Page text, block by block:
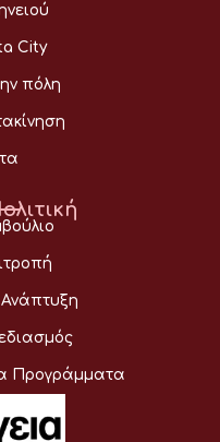
City
πόλη
Ανάπτυξη
Προγράμματα